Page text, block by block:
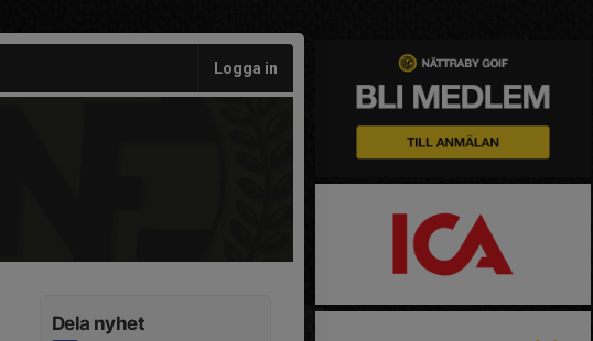
Logga in
Dela nyhet